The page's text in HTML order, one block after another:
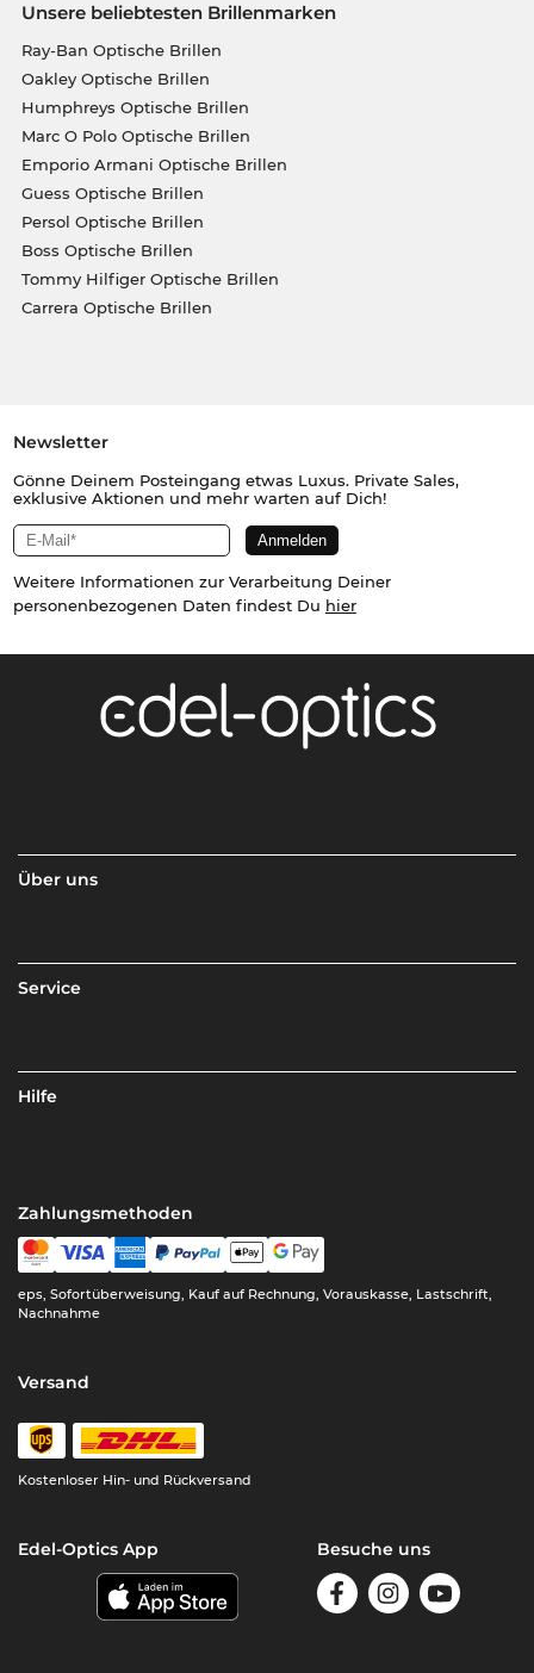
Unsere beliebtesten Brillenmarken
Ray-Ban Optische Brillen
Oakley Optische Brillen
Humphreys Optische Brillen
Marc O Polo Optische Brillen
Emporio Armani Optische Brillen
Guess Optische Brillen
Persol Optische Brillen
Boss Optische Brillen
Tommy Hilfiger Optische Brillen
Carrera Optische Brillen
Newsletter
Gönne Deinem Posteingang etwas Luxus. Private Sales,
exklusive Aktionen und mehr warten auf Dich!
Weitere Informationen zur Verarbeitung Deiner
personenbezogenen Daten findest Du hier
Über uns
Service
Hilfe
Zahlungsmethoden
eps, Sofortüberweisung, Kauf auf Rechnung, Vorauskasse, Lastschrift,
Nachnahme
Versand
Kostenloser Hin- und Rückversand
Edel-Optics App Besuche uns